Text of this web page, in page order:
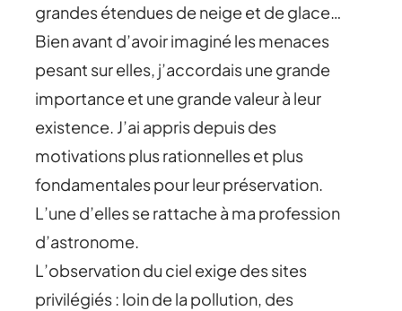
grandes étendues de neige et de glace…
Bien avant d’avoir imaginé les menaces
pesant sur elles, j’accordais une grande
importance et une grande valeur à leur
existence. J’ai appris depuis des
motivations plus rationnelles et plus
fondamentales pour leur préservation.
L’une d’elles se rattache à ma profession
d’astronome.
L’observation du ciel exige des sites
privilégiés : loin de la pollution, des